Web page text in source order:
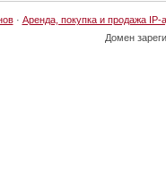
· Аренда, покупка и продажа IP-
Домен